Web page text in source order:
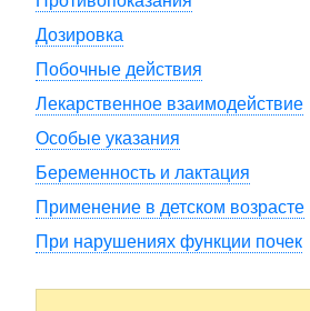
Дозировка
Побочные действия
Лекарственное взаимодействие
Особые указания
Беременность и лактация
Применение в детском возрасте
При нарушениях функции почек